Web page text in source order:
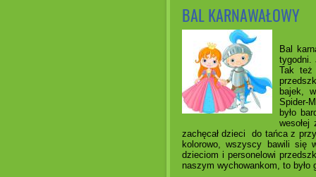
BAL KARNAWAŁOWY
Bal
tygodni.
Tak też
bajek,
Spider-
było
zachęcał dzieci do tańca z
kolorowo, wszyscy bawili się
dzieciom i personelowi
naszym wychowankom, to było